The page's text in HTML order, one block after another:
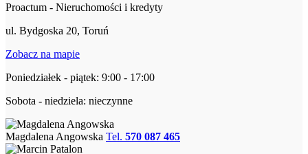
Proactum - Nieruchomości i kredyty
ul. Bydgoska 20, Toruń
Zobacz na mapie
Poniedziałek - piątek: 9:00 - 17:00
Sobota - niedziela: nieczynne
Magdalena Angowska Tel. 570 087 465